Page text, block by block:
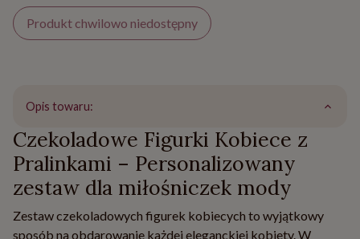
Produkt chwilowo niedostępny
Opis towaru:
Czekoladowe Figurki Kobiece z
Pralinkami – Personalizowany
zestaw dla miłośniczek mody
Zestaw czekoladowych figurek kobiecych to wyjątkowy
sposób na obdarowanie każdej eleganckiej kobiety. W